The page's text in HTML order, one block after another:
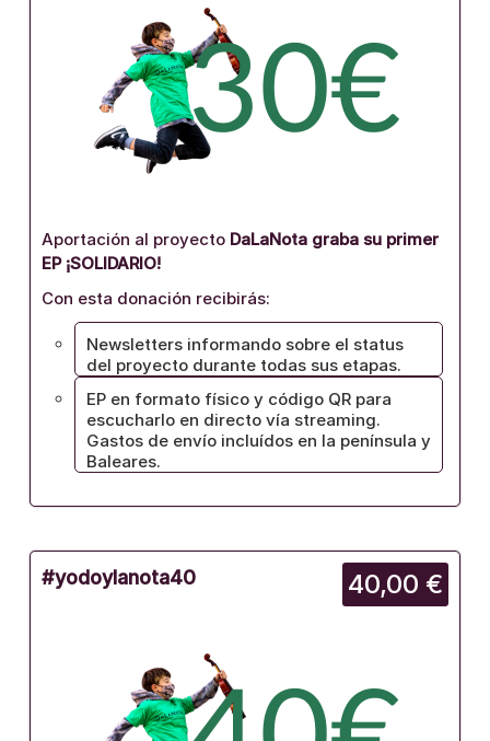
Aportación al proyecto DaLaNota graba su primer
EP ¡SOLIDARIO!
Con esta donación recibirás:
Newsletters informando sobre el status
del proyecto durante todas sus etapas.
EP en formato físico y código QR para
escucharlo en directo vía streaming.
Gastos de envío incluídos en la península y
Baleares.
40,00 €
#yodoylanota40